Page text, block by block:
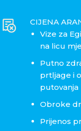
CIJENA
Vize za
na licu
Putno
prtljage i
putovanja
Obroke
Prijenos